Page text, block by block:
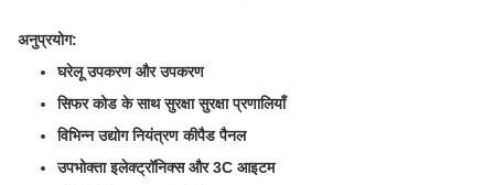
अनुप्रयोग:
घरेलू उपकरण और उपकरण
सिफर कोड के साथ सुरक्षा सुरक्षा प्रणालियाँ
विभिन्न उद्योग नियंत्रण कीपैड पैनल
उपभोक्ता इलेक्ट्रॉनिक्स और 3C आइटम